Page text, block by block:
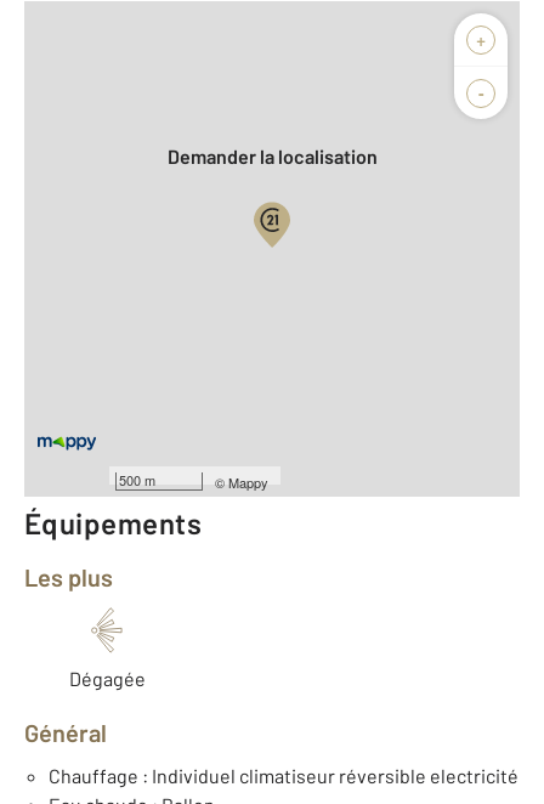
+
-
500 m ©Mappy
Biens vendus
Demander la localisation
Type de construction : Traditionnelle
Équipements
Les plus
Dégagée
Général
Chauffage : Individuel climatiseur réversible electricité